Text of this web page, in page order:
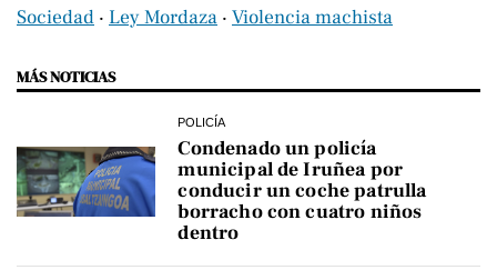
Sociedad ‧ Ley Mordaza ‧ Violencia machista
MÁS NOTICIAS
POLICÍA
Condenado un policía
municipal de Iruñea por
conducir un coche patrulla
borracho con cuatro niños
dentro